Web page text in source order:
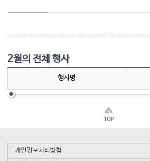
2월의 전체 행사
행사명
개인정보처리방침